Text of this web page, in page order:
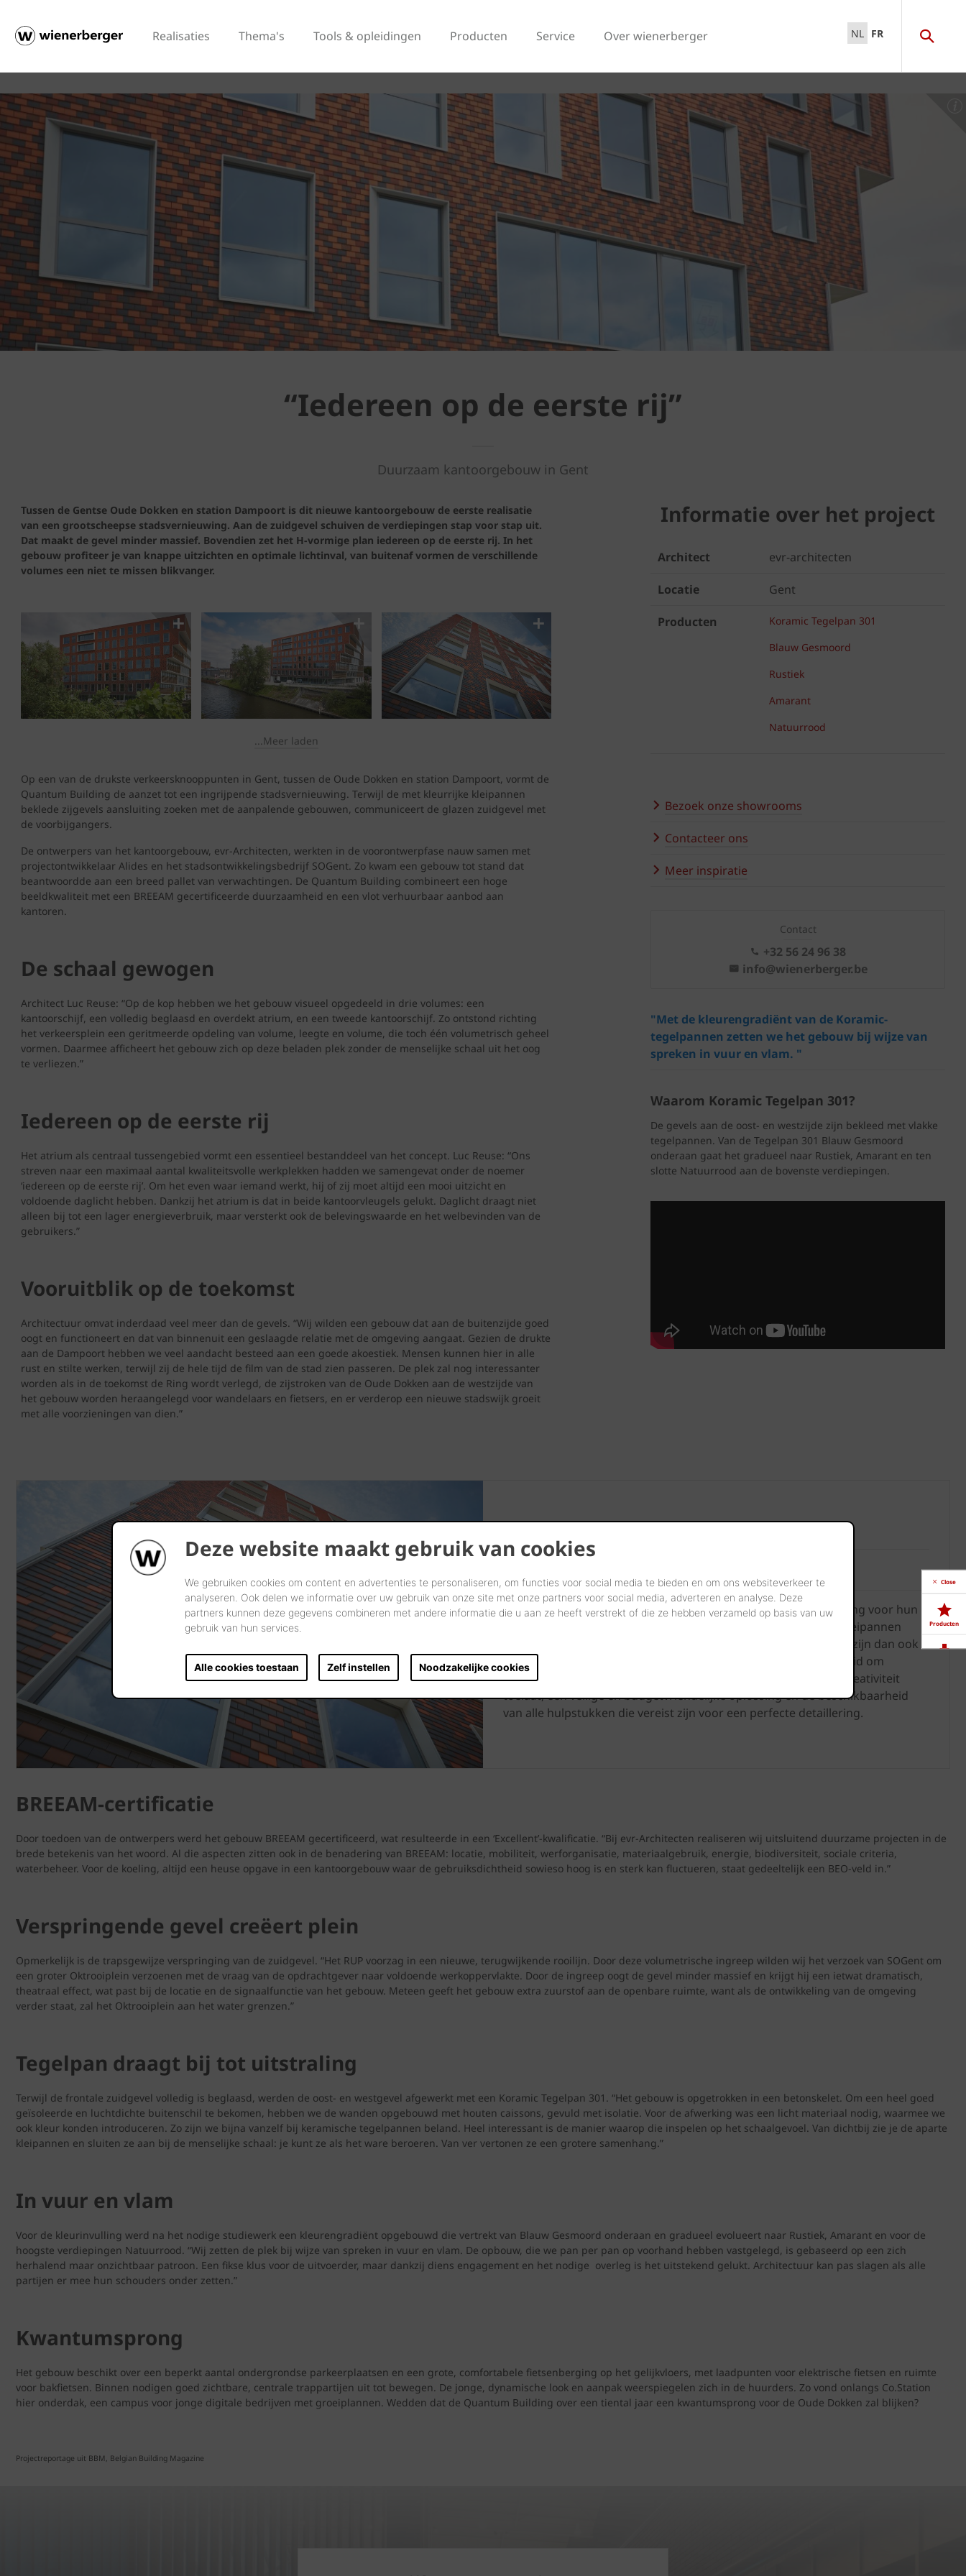
Deze website maakt gebruik van cookies
We gebruiken cookies om content en advertenties te personaliseren, om functies voor social media te bieden en om ons websiteverkeer te
analyseren. Ook delen we informatie over uw gebruik van onze site met onze partners voor social media, adverteren en analyse. Deze
partners kunnen deze gegevens combineren met andere informatie die u aan ze heeft verstrekt of die ze hebben verzameld op basis van uw
gebruik van hun services.
Alle cookies toestaan Zelf instellen Noodzakelijke cookies
Realisaties Thema's Tools & opleidingen Producten Service Over wienerberger NL FR
“Iedereen op de eerste rij”
Duurzaam kantoorgebouw in Gent
Tussen de Gentse Oude Dokken en station Dampoort is dit nieuwe kantoorgebouw de eerste realisatie
van een grootscheepse stadsvernieuwing. Aan de zuidgevel schuiven de verdiepingen stap voor stap uit.
Dat maakt de gevel minder massief. Bovendien zet het H-vormige plan iedereen op de eerste rij. In het
gebouw profiteer je van knappe uitzichten en optimale lichtinval, van buitenaf vormen de verschillende
volumes een niet te missen blikvanger.
...Meer laden
Op een van de drukste verkeersknooppunten in Gent, tussen de Oude Dokken en station Dampoort, vormt de
Quantum Building de aanzet tot een ingrijpende stadsvernieuwing. Terwijl de met kleurrijke kleipannen
beklede zijgevels aansluiting zoeken met de aanpalende gebouwen, communiceert de glazen zuidgevel met
de voorbijgangers.
De ontwerpers van het kantoorgebouw, evr-Architecten, werkten in de voorontwerpfase nauw samen met
projectontwikkelaar Alides en het stadsontwikkelingsbedrijf SOGent. Zo kwam een gebouw tot stand dat
beantwoordde aan een breed pallet van verwachtingen. De Quantum Building combineert een hoge
beeldkwaliteit met een BREEAM gecertificeerde duurzaamheid en een vlot verhuurbaar aanbod aan
kantoren.
De schaal gewogen
Architect Luc Reuse: “Op de kop hebben we het gebouw visueel opgedeeld in drie volumes: een
kantoorschijf, een volledig beglaasd en overdekt atrium, en een tweede kantoorschijf. Zo ontstond richting
het verkeersplein een geritmeerde opdeling van volume, leegte en volume, die toch één volumetrisch geheel
vormen. Daarmee afficheert het gebouw zich op deze beladen plek zonder de menselijke schaal uit het oog
te verliezen.”
Iedereen op de eerste rij
Het atrium als centraal tussengebied vormt een essentieel bestanddeel van het concept. Luc Reuse: “Ons
streven naar een maximaal aantal kwaliteitsvolle werkplekken hadden we samengevat onder de noemer
‘iedereen op de eerste rij’. Om het even waar iemand werkt, hij of zij moet altijd een mooi uitzicht en
voldoende daglicht hebben. Dankzij het atrium is dat in beide kantoorvleugels gelukt. Daglicht draagt niet
alleen bij tot een lager energieverbruik, maar versterkt ook de belevingswaarde en het welbevinden van de
gebruikers.”
Vooruitblik op de toekomst
Architectuur omvat inderdaad veel meer dan de gevels. “Wij wilden een gebouw dat aan de buitenzijde goed
oogt en functioneert en dat van binnenuit een geslaagde relatie met de omgeving aangaat. Gezien de drukte
aan de Dampoort hebben we veel aandacht besteed aan een goede akoestiek. Mensen kunnen hier in alle
rust en stilte werken, terwijl zij de hele tijd de film van de stad zien passeren. De plek zal nog interessanter
worden als in de toekomst de Ring wordt verlegd, de zijstroken van de Oude Dokken aan de westzijde van
het gebouw worden heraangelegd voor wandelaars en fietsers, en er verderop een nieuwe stadswijk groeit
met alle voorzieningen van dien.”
Informatie over het project
Architect evr-architecten
Locatie Gent
Producten
Koramic Tegelpan 301
Blauw Gesmoord
Rustiek
Amarant
Natuurrood
Bezoek onze showrooms
Contacteer ons
Meer inspiratie
Contact
+32 56 24 96 38
info@wienerberger.be
"Met de kleurengradiënt van de Koramic-
tegelpannen zetten we het gebouw bij wijze van
spreken in vuur en vlam. "
Waarom Koramic Tegelpan 301?
De gevels aan de oost- en westzijde zijn bekleed met vlakke
tegelpannen. Van de Tegelpan 301 Blauw Gesmoord
onderaan gaat het gradueel naar Rustiek, Amarant en ten
slotte Natuurrood aan de bovenste verdiepingen.
Gevel met kleipannen
Al in 1997 gebruikte evr-Architecten kleipannen als gevelafwerking voor hun
Oxfam gebouw. Sindsdien is het aantal toepassingen van met kleipannen
beklede gevels legio. De technische en architecturale voordelen zijn dan ook
groot. Kort samengevat zijn dat een licht gewicht, de mogelijkheid om
thermisch goed te isoleren, een eenvoudige plaatsing die veel creativiteit
toelaat, een veilige en budgetvriendelijke oplossing en de beschikbaarheid
van alle hulpstukken die vereist zijn voor een perfecte detaillering.
BREEAM-certificatie
Door toedoen van de ontwerpers werd het gebouw BREEAM gecertificeerd, wat resulteerde in een ‘Excellent’-kwalificatie. “Bij evr-Architecten realiseren wij uitsluitend duurzame projecten in de
brede betekenis van het woord. Al die aspecten zitten ook in de benadering van BREEAM: locatie, mobiliteit, werforganisatie, materiaalgebruik, energie, biodiversiteit, sociale criteria,
waterbeheer. Voor de koeling, altijd een heuse opgave in een kantoorgebouw waar de gebruiksdichtheid sowieso hoog is en sterk kan fluctueren, staat gedeeltelijk een BEO-veld in.”
Verspringende gevel creëert plein
Opmerkelijk is de trapsgewijze verspringing van de zuidgevel. “Het RUP voorzag in een nieuwe, terugwijkende rooilijn. Door deze volumetrische ingreep wilden wij het verzoek van SOGent om
een groter Oktrooiplein verzoenen met de vraag van de opdrachtgever naar voldoende werkoppervlakte. Door de ingreep oogt de gevel minder massief en krijgt hij een ietwat dramatisch,
theatraal effect, wat past bij de locatie en de signaalfunctie van het gebouw. Meteen geeft het gebouw extra zuurstof aan de openbare ruimte, want als de ontwikkeling van de omgeving
verder staat, zal het Oktrooiplein aan het water grenzen.”
Tegelpan draagt bij tot uitstraling
Terwijl de frontale zuidgevel volledig is beglaasd, werden de oost- en westgevel afgewerkt met een Koramic Tegelpan 301. “Het gebouw is opgetrokken in een betonskelet. Om een heel goed
geïsoleerde en luchtdichte buitenschil te bekomen, hebben we de wanden opgebouwd met houten caissons, gevuld met isolatie. Voor de afwerking was een licht materiaal nodig, waarmee we
ook kleur konden introduceren. Zo zijn we bijna vanzelf bij keramische tegelpannen beland. Heel interessant is de manier waarop die inspelen op het schaalgevoel. Van dichtbij zie je de aparte
kleipannen en sluiten ze aan bij de menselijke schaal: je kunt ze als het ware beroeren. Van ver vertonen ze een grotere samenhang.”
In vuur en vlam
Voor de kleurinvulling werd na het nodige studiewerk een kleurengradiënt opgebouwd die vertrekt van Blauw Gesmoord onderaan en gradueel evolueert naar Rustiek, Amarant en voor de
hoogste verdiepingen Natuurrood. “Wij zetten de plek bij wijze van spreken in vuur en vlam. De opbouw, die we pan per pan op voorhand hebben vastgelegd, is gebaseerd op een zich
herhalend maar onzichtbaar patroon. Een fikse klus voor de uitvoerder, maar dankzij diens engagement en het nodige overleg is het uitstekend gelukt. Architectuur kan pas slagen als alle
partijen er mee hun schouders onder zetten.”
Kwantumsprong
Het gebouw beschikt over een beperkt aantal ondergrondse parkeerplaatsen en een grote, comfortabele fietsenberging op het gelijkvloers, met laadpunten voor elektrische fietsen en ruimte
voor bakfietsen. Binnen nodigen goed zichtbare, centrale trappartijen uit tot bewegen. De jonge, dynamische look en aanpak weerspiegelen zich in de huurders. Zo vond onlangs Co.Station
hier onderdak, een campus voor jonge digitale bedrijven met groeiplannen. Wedden dat de Quantum Building over een tiental jaar een kwantumsprong voor de Oude Dokken zal blijken?
Projectreportage uit BBM, Belgian Building Magazine
Close
Producten